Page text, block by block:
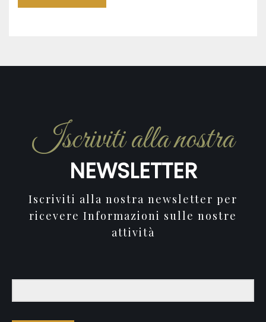
Iscriviti alla nostra
NEWSLETTER
Iscriviti alla nostra newsletter per
ricevere Informazioni sulle nostre
attività